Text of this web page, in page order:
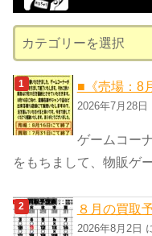
ブ
テ
ゴ
リ
ー
■《売場：8
2026年7月28日
ゲームコー
をもちまして、物販ゲ
８月の買取
2026年8月2日